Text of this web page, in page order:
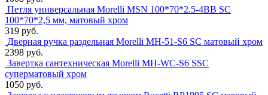
Петля универсальная Morelli MSN 100*70*2.5-4BB SC
100*70*2,5 мм, матовый хром
319 руб.
Дверная ручка раздельная Morelli MH-51-S6 SC матовый хром
2398 руб.
Завертка сантехническая Morelli MH-WC-S6 SSC
суперматовый хром
1050 руб.